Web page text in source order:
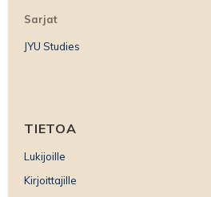
Sarjat
JYU Studies
TIETOA
Lukijoille
Kirjoittajille